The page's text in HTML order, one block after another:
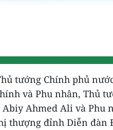
tướng Chính phủ
và Phu nhân, Thủ
Ahmed Ali và Phu
thượng đỉnh Diễn đàn